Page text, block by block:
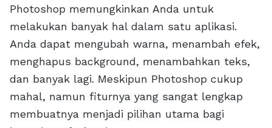
Photoshop memungkinkan Anda untuk
melakukan banyak hal dalam satu aplikasi.
Anda dapat mengubah warna, menambah efek,
menghapus background, menambahkan teks,
dan banyak lagi. Meskipun Photoshop cukup
mahal, namun fiturnya yang sangat lengkap
membuatnya menjadi pilihan utama bagi